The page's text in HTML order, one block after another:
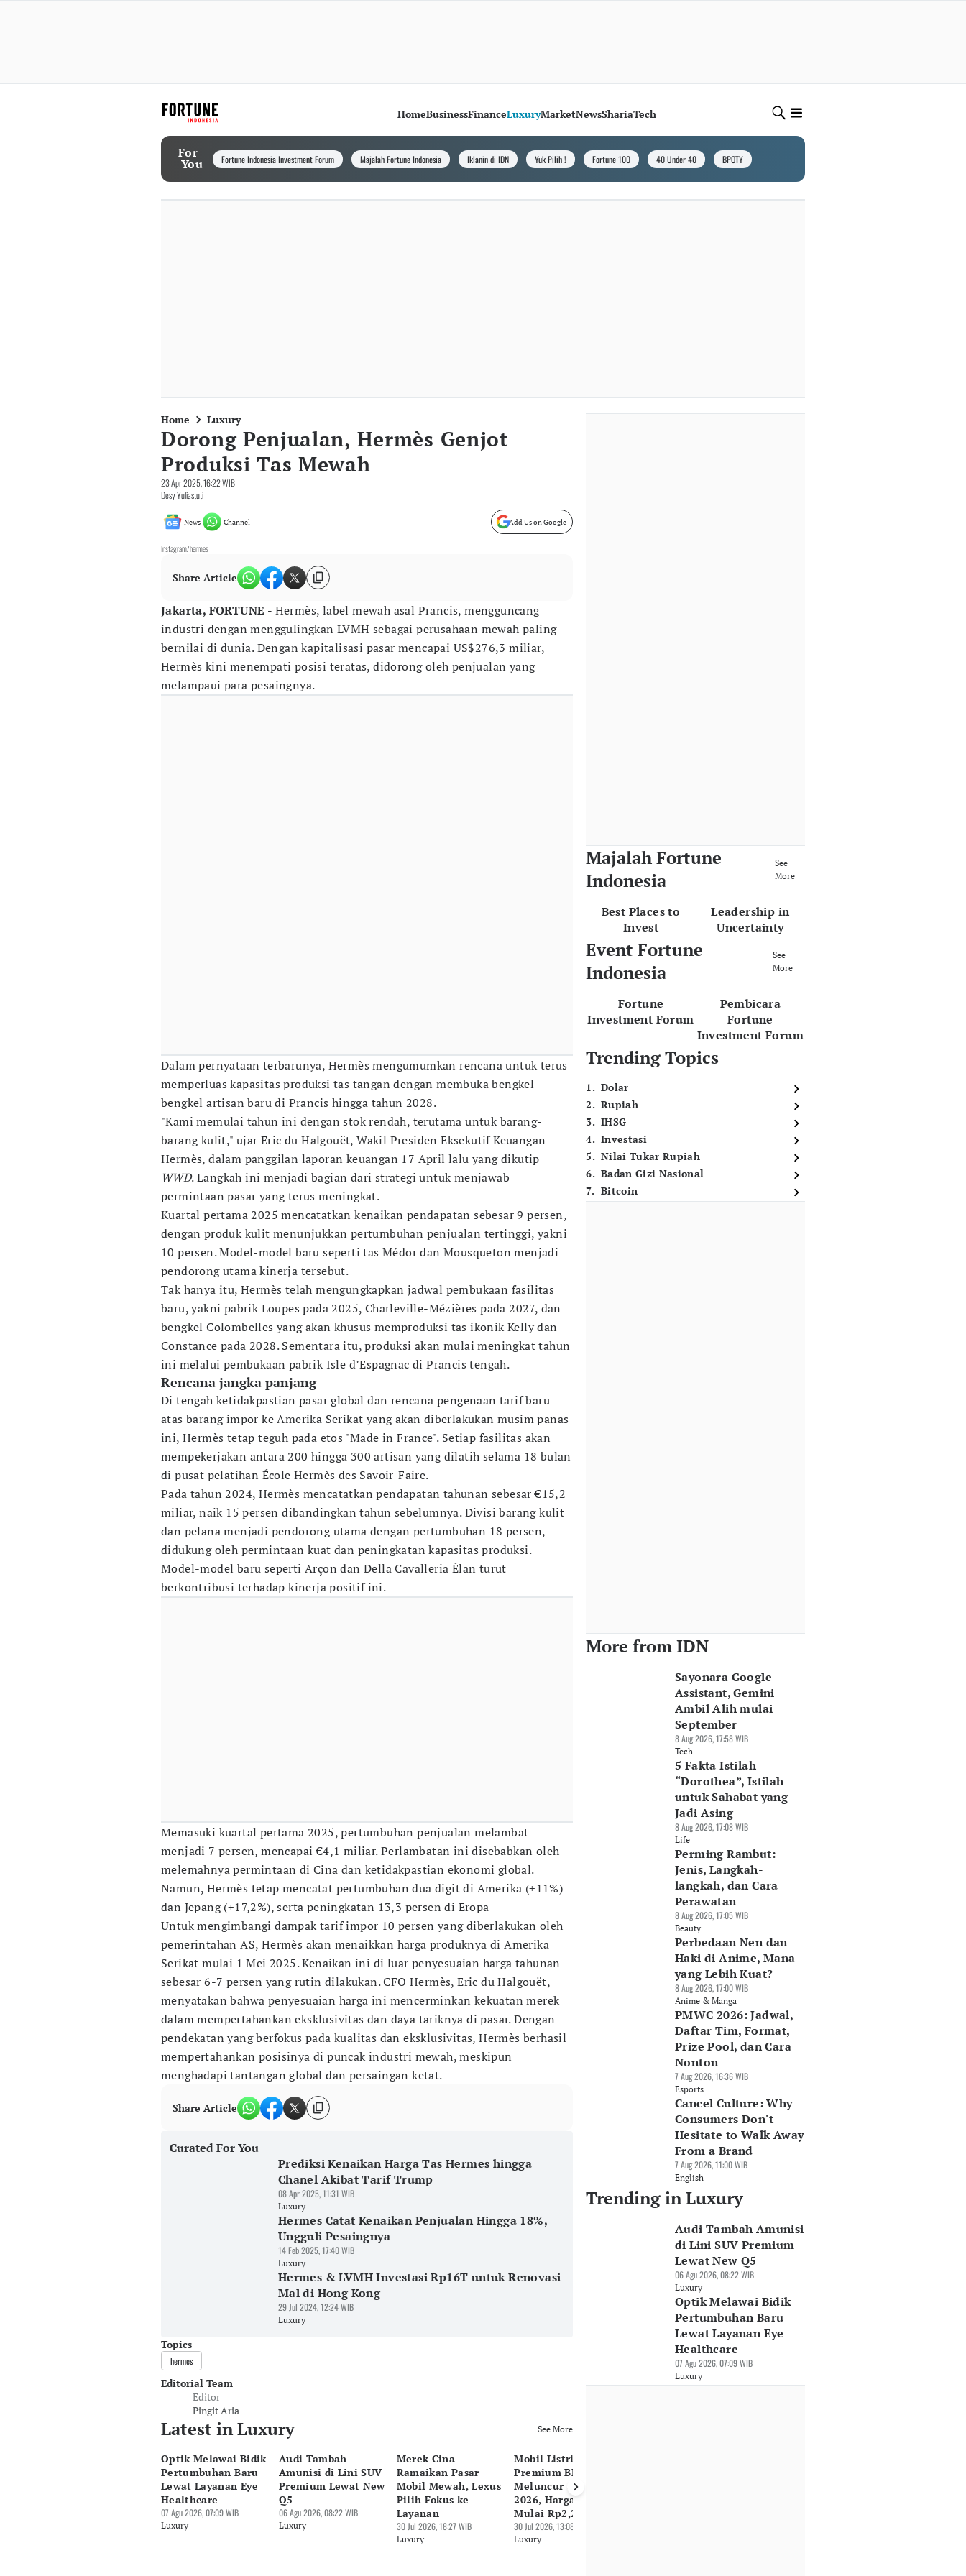
HomeBusinessFinanceLuxuryMarketNewsShariaTech
For
You Fortune Indonesia Investment Forum Majalah Fortune Indonesia Iklanin di IDN Yuk Pilih ! Fortune 100 40 Under 40 BPOTY
Home Luxury
​Dorong Penjualan, Hermès Genjot
Produksi Tas Mewah
23 Apr 2025, 16:22 WIB
Desy Yuliastuti
News Channel Add Us on Google
Instagram/hermes
Share Article
Jakarta, FORTUNE - Hermès, label mewah asal Prancis, mengguncang
industri dengan menggulingkan LVMH sebagai perusahaan mewah paling
bernilai di dunia. Dengan kapitalisasi pasar mencapai US$276,3 miliar,
Hermès kini menempati posisi teratas, didorong oleh penjualan yang
melampaui para pesaingnya.
Dalam pernyataan terbarunya, Hermès mengumumkan rencana untuk terus
memperluas kapasitas produksi tas tangan dengan membuka bengkel-
bengkel artisan baru di Prancis hingga tahun 2028.
"Kami memulai tahun ini dengan stok rendah, terutama untuk barang-
barang kulit," ujar Eric du Halgouët, Wakil Presiden Eksekutif Keuangan
Hermès, dalam panggilan laporan keuangan 17 April lalu yang dikutip
WWD. Langkah ini menjadi bagian dari strategi untuk menjawab
permintaan pasar yang terus meningkat.
Kuartal pertama 2025 mencatatkan kenaikan pendapatan sebesar 9 persen,
dengan produk kulit menunjukkan pertumbuhan penjualan tertinggi, yakni
10 persen. Model-model baru seperti tas Médor dan Mousqueton menjadi
pendorong utama kinerja tersebut.
Tak hanya itu, Hermès telah mengungkapkan jadwal pembukaan fasilitas
baru, yakni pabrik Loupes pada 2025, Charleville-Mézières pada 2027, dan
bengkel Colombelles yang akan khusus memproduksi tas ikonik Kelly dan
Constance pada 2028. Sementara itu, produksi akan mulai meningkat tahun
ini melalui pembukaan pabrik Isle d’Espagnac di Prancis tengah.
Rencana jangka panjang
Di tengah ketidakpastian pasar global dan rencana pengenaan tarif baru
atas barang impor ke Amerika Serikat yang akan diberlakukan musim panas
ini, Hermès tetap teguh pada etos "Made in France". Setiap fasilitas akan
mempekerjakan antara 200 hingga 300 artisan yang dilatih selama 18 bulan
di pusat pelatihan École Hermès des Savoir-Faire.
Pada tahun 2024, Hermès mencatatkan pendapatan tahunan sebesar €15,2
miliar, naik 15 persen dibandingkan tahun sebelumnya. Divisi barang kulit
dan pelana menjadi pendorong utama dengan pertumbuhan 18 persen,
didukung oleh permintaan kuat dan peningkatan kapasitas produksi.
Model-model baru seperti Arçon dan Della Cavalleria Élan turut
berkontribusi terhadap kinerja positif ini.
Memasuki kuartal pertama 2025, pertumbuhan penjualan melambat
menjadi 7 persen, mencapai €4,1 miliar. Perlambatan ini disebabkan oleh
melemahnya permintaan di Cina dan ketidakpastian ekonomi global.
Namun, Hermès tetap mencatat pertumbuhan dua digit di Amerika (+11%)
dan Jepang (+17,2%), serta peningkatan 13,3 persen di Eropa
Untuk mengimbangi dampak tarif impor 10 persen yang diberlakukan oleh
pemerintahan AS, Hermès akan menaikkan harga produknya di Amerika
Serikat mulai 1 Mei 2025. Kenaikan ini di luar penyesuaian harga tahunan
sebesar 6-7 persen yang rutin dilakukan. CFO Hermès, Eric du Halgouët,
menyatakan bahwa penyesuaian harga ini mencerminkan kekuatan merek
dalam mempertahankan eksklusivitas dan daya tariknya di pasar. Dengan
pendekatan yang berfokus pada kualitas dan eksklusivitas, Hermès berhasil
mempertahankan posisinya di puncak industri mewah, meskipun
menghadapi tantangan global dan persaingan ketat.
Share Article
Curated For You
Prediksi Kenaikan Harga Tas Hermes hingga
Chanel Akibat Tarif Trump
08 Apr 2025, 11:31 WIB
Luxury
Hermes Catat Kenaikan Penjualan Hingga 18%,
Ungguli Pesaingnya
14 Feb 2025, 17:40 WIB
Luxury
Hermes & LVMH Investasi Rp16T untuk Renovasi
Mal di Hong Kong
29 Jul 2024, 12:24 WIB
Luxury
Topics
hermes
Editorial Team
Editor
Pingit Aria
Latest in Luxury See More
Optik Melawai Bidik
Pertumbuhan Baru
Lewat Layanan Eye
Healthcare
07 Agu 2026, 07:09 WIB
Luxury
Audi Tambah
Amunisi di Lini SUV
Premium Lewat New
Q5
06 Agu 2026, 08:22 WIB
Luxury
Merek Cina
Ramaikan Pasar
Mobil Mewah, Lexus
Pilih Fokus ke
Layanan
30 Jul 2026, 18:27 WIB
Luxury
Mobil Listrik
Premium BMW iX3
Meluncur di GIIAS
2026, Harga Jual
Mulai Rp2,2 M
30 Jul 2026, 13:08 WIB
Luxury
Majalah Fortune
Indonesia
See
More
Best Places to
Invest
Leadership in
Uncertainty
Event Fortune
Indonesia
See
More
Fortune
Investment Forum
Pembicara
Fortune
Investment Forum
Trending Topics
1. Dolar
2. Rupiah
3. IHSG
4. Investasi
5. Nilai Tukar Rupiah
6. Badan Gizi Nasional
7. Bitcoin
More from IDN
Sayonara Google
Assistant, Gemini
Ambil Alih mulai
September
8 Aug 2026, 17:58 WIB
Tech
5 Fakta Istilah
“Dorothea”, Istilah
untuk Sahabat yang
Jadi Asing
8 Aug 2026, 17:08 WIB
Life
Perming Rambut:
Jenis, Langkah-
langkah, dan Cara
Perawatan
8 Aug 2026, 17:05 WIB
Beauty
Perbedaan Nen dan
Haki di Anime, Mana
yang Lebih Kuat?
8 Aug 2026, 17:00 WIB
Anime & Manga
PMWC 2026: Jadwal,
Daftar Tim, Format,
Prize Pool, dan Cara
Nonton
7 Aug 2026, 16:36 WIB
Esports
Cancel Culture: Why
Consumers Don't
Hesitate to Walk Away
From a Brand
7 Aug 2026, 11:00 WIB
English
Trending in Luxury
Audi Tambah Amunisi
di Lini SUV Premium
Lewat New Q5
06 Agu 2026, 08:22 WIB
Luxury
Optik Melawai Bidik
Pertumbuhan Baru
Lewat Layanan Eye
Healthcare
07 Agu 2026, 07:09 WIB
Luxury